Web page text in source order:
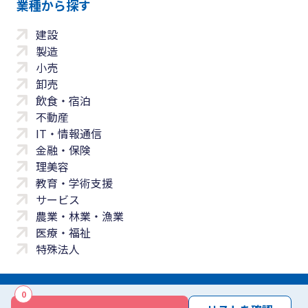
0
業種から探す
建設
製造
小売
卸売
飲食・宿泊
不動産
IT・情報通信
金融・保険
理美容
教育・学術支援
サービス
農業・林業・漁業
医療・福祉
特殊法人
サイトマップ 免責事項 サービス利用規約